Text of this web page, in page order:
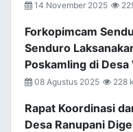
14 November 2025
Forkopimcam
Senduro
Poskamling di
08 Agustus 2025 228
Rapat Koordinasi
Desa Ranupani